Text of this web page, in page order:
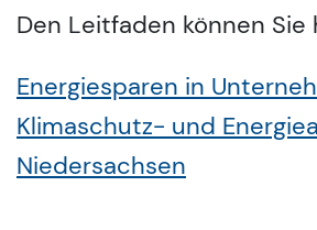
Den Leitfaden können Sie
Energiesparen in
Klimaschutz- und
Niedersachsen